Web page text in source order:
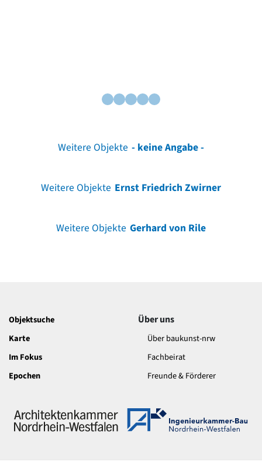
Weitere Objekte - keine Angabe -
Weitere Objekte Ernst Friedrich Zwirner
Weitere Objekte Gerhard von Rile
Objektsuche
Karte
Im Fokus
Epochen
Über uns
Über baukunst-nrw
Fachbeirat
Freunde & Förderer